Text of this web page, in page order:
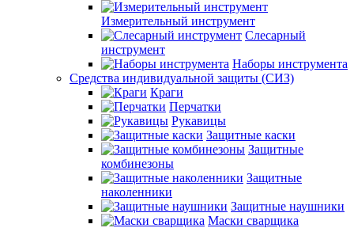
Измерительный инструмент
Слесарный
инструмент
Наборы инструмента
Средства индивидуальной защиты (СИЗ)
Краги
Перчатки
Рукавицы
Защитные каски
Защитные
комбинезоны
Защитные
наколенники
Защитные наушники
Маски сварщика